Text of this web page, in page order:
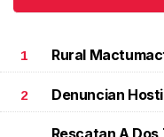
1 Rural
2 Denuncian
Rescatan A